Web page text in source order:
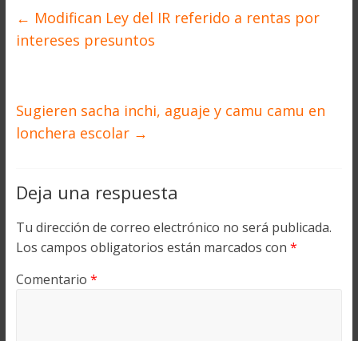
← Modifican Ley del IR referido a rentas por
intereses presuntos
Sugieren sacha inchi, aguaje y camu camu en
lonchera escolar →
Deja una respuesta
Tu dirección de correo electrónico no será publicada.
Los campos obligatorios están marcados con *
Comentario *